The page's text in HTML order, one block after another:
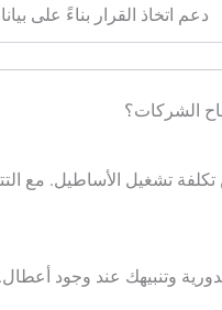
دعم اتخاذ القرار بناءً على
الشركات؟
يمثل 40% من تكلفة تشغيل الأساطيل.
وتنبيهك عند وجود أعطال.